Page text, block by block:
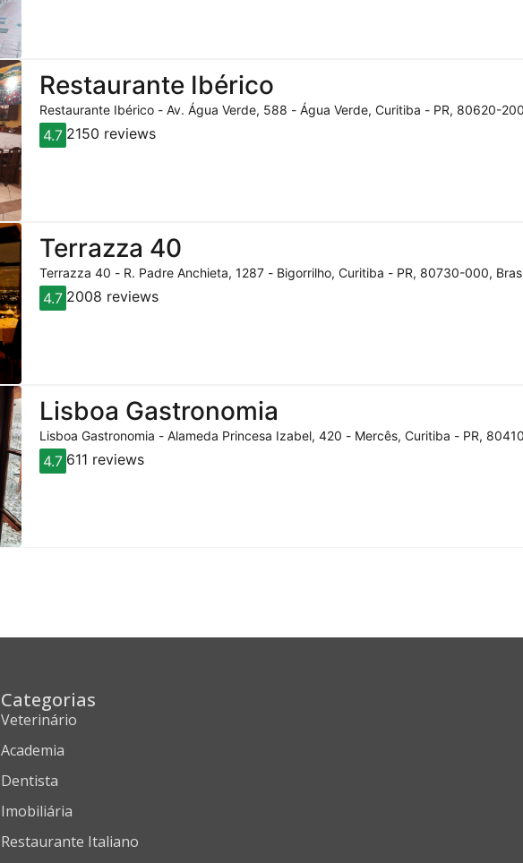
Restaurante Ibérico
Restaurante Ibérico - Av. Água Verde, 588 - Água Verde, Curitiba - PR, 80620-
4.7 2150 reviews
Terrazza 40
Terrazza 40 - R. Padre Anchieta, 1287 - Bigorrilho, Curitiba - PR, 80730-000,
4.7 2008 reviews
Lisboa Gastronomia
Lisboa Gastronomia - Alameda Princesa Izabel, 420 - Mercês, Curitiba - PR,
4.7 611 reviews
Categorias
Veterinário
Academia
Dentista
Imobiliária
Restaurante Italiano